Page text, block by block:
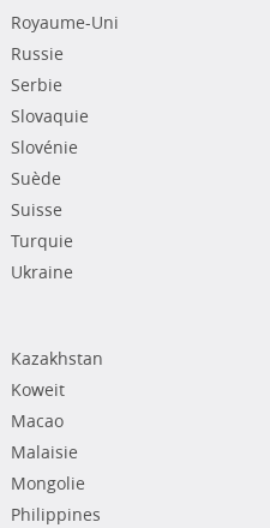
Royaume-Uni
Russie
Serbie
Slovaquie
Slovénie
Suède
Suisse
Turquie
Ukraine
Kazakhstan
Koweit
Macao
Malaisie
Mongolie
Philippines